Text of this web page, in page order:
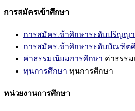
การสมัครเข้าศึกษา
การสมัครเข้าศึกษาระดับปริญญ
การสมัครเข้าศึกษาระดับบัณฑิต
ค่าธรรมเนียมการศึกษา ค่าธรรม
ทุนการศึกษา ทุนการศึกษา
หน่วยงานการศึกษา